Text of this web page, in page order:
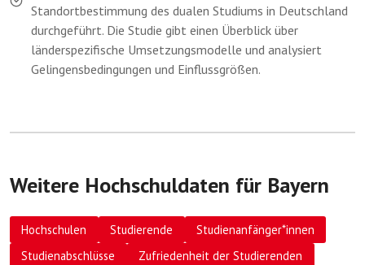
Standortbestimmung des dualen Studiums in Deutschland
durchgeführt. Die Studie gibt einen Überblick über
länderspezifische Umsetzungsmodelle und analysiert
Gelingensbedingungen und Einflussgrößen.
Weitere Hochschuldaten für Bayern
Hochschulen Studierende
Studienanfänger*innen
Studienabschlüsse
Zufriedenheit der Studierenden